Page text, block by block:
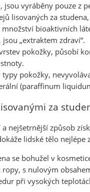
vyráběny pouze z
lisovaných za
bioaktivních
„extraktem zdraví“.
pokožky, působí
pokožky,
(paraffinum
za
nejšetrnější způsob
lidské tělo nejlépe
se bohužel v
s nulovým
při vysokých